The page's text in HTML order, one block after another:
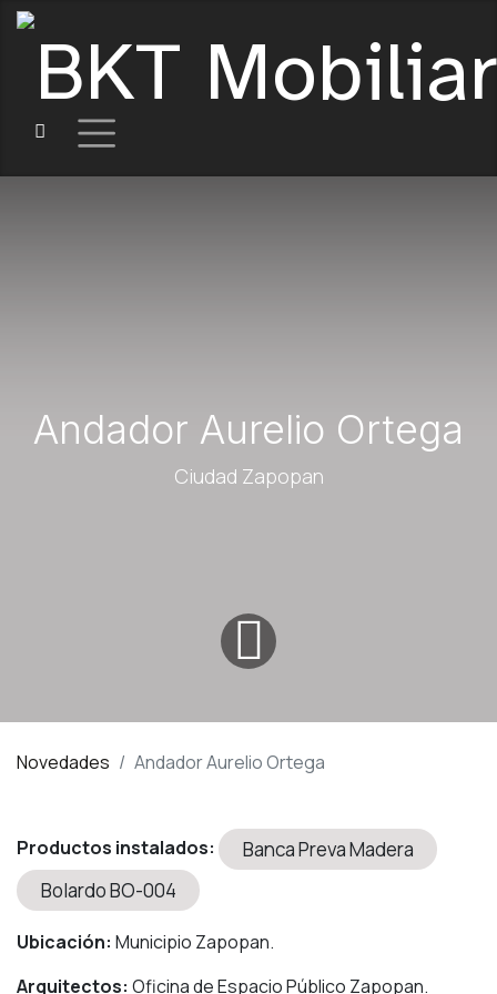
Andador Aurelio Ortega
Ciudad Zapopan
Novedades Andador Aurelio Ortega
Productos instalados:
Banca Preva Madera
Bolardo BO-004
Ubicación: Municipio Zapopan.
Arquitectos: Oficina de Espacio Público Zapopan.